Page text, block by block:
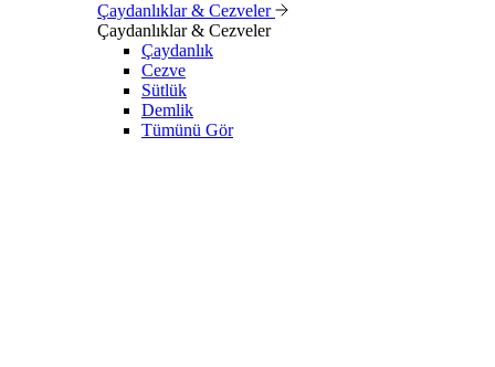
Çaydanlıklar & Cezveler
Çaydanlıklar & Cezveler
Çaydanlık
Cezve
Sütlük
Demlik
Tümünü Gör